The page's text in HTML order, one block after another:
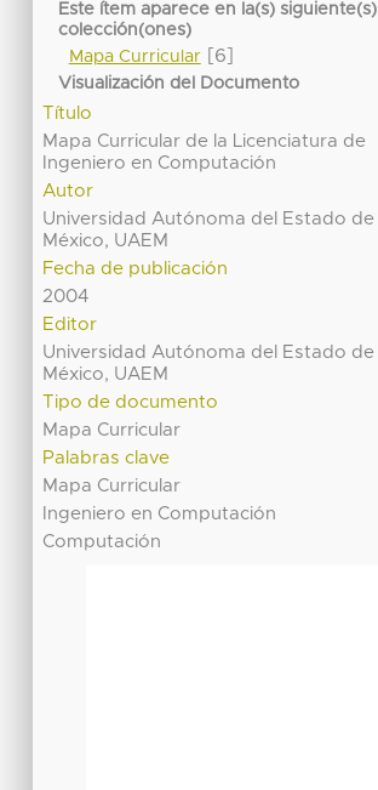
Este ítem aparece en la(s) siguiente(s)
colección(ones)
Mapa Curricular[6]
Visualización del Documento
Título
Mapa Curricular de la Licenciatura de
Ingeniero en Computación
Autor
Universidad Autónoma del Estado de
México, UAEM
Fecha de publicación
2004
Editor
Universidad Autónoma del Estado de
México, UAEM
Tipo de documento
Mapa Curricular
Palabras clave
Mapa Curricular
Ingeniero en Computación
Computación